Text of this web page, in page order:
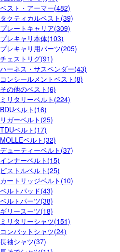
ベスト・アーマー(482)
タクティカルベスト(39)
プレートキャリア(309)
プレキャリ本体(103)
プレキャリ用パーツ(205)
チェストリグ(91)
ハーネス・サスペンダー(43)
コンシールメントベスト(8)
その他のベスト(6)
ミリタリーベルト(224)
BDUベルト(16)
リガーベルト(25)
TDUベルト(17)
MOLLEベルト(32)
デューティーベルト(37)
インナーベルト(15)
ピストルベルト(25)
カートリッジベルト(10)
ベルトパッド(43)
ベルトパーツ(38)
ギリースーツ(18)
ミリタリーシャツ(151)
コンバットシャツ(24)
長袖シャツ(37)